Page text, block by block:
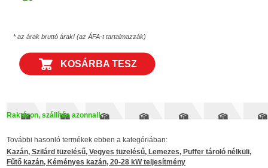
* az árak bruttó árak! (az ÁFA-t tartalmazzák)
KOSÁRBA TESZ
Raktáron, szállítás azonnal!
További hasonló termékek ebben a kategóriában:
Kazán, Szilárd tüzelésű, Vegyes tüzelésű, Lemezes, Puffer tároló nélküli,
Fűtő kazán, Kéményes kazán, 20-28 kW teljesítmény